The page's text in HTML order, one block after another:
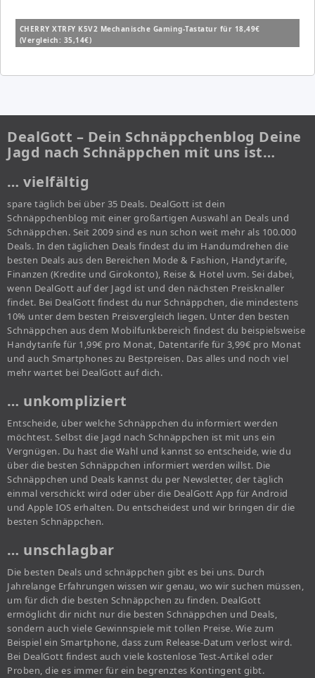
CHERRY XTRFY K5V2 Mechanische Gaming-Tastatur für 18,49€
(Vergleich: 35,14€)
DealGott – Dein Schnäppchenblog Deine
Jagd nach Schnäppchen mit uns ist…
… vielfältig
spare täglich bei über 35 Deals. DealGott ist dein
Schnäppchenblog mit einer großartigen Auswahl an Deals und
Schnäppchen. Seit 2009 sind es nun schon weit mehr als 100.000
Deals. In den täglichen Deals findest du im Handumdrehen die
besten Deals aus den Bereichen Mode & Fashion, Handytarife,
Finanzen (Kredite und Girokonto), Reise & Hotel uvm. Sei dabei,
wenn DealGott auf der Jagd ist und den nächsten Preisknaller
findet. Bei DealGott findest du nur Schnäppchen, die mindestens
10% unter dem besten Preisvergleich liegen. Unter den besten
Schnäppchen aus dem Mobilfunkbereich findest du beispielsweise
Handytarife für 1,99€ pro Monat, Datentarife für 3,99€ pro Monat
und auch Smartphones zu Bestpreisen. Das alles und noch viel
mehr wartet bei DealGott auf dich.
… unkompliziert
Entscheide, über welche Schnäppchen du informiert werden
möchtest. Selbst die Jagd nach Schnäppchen ist mit uns ein
Vergnügen. Du hast die Wahl und kannst so entscheide, wie du
über die besten Schnäppchen informiert werden willst. Die
Schnäppchen und Deals kannst du per Newsletter, der täglich
einmal verschickt wird oder über die DealGott App für Android
und Apple IOS erhalten. Du entscheidest und wir bringen dir die
besten Schnäppchen.
… unschlagbar
Die besten Deals und schnäppchen gibt es bei uns. Durch
Jahrelange Erfahrungen wissen wir genau, wo wir suchen müssen,
um für dich die besten Schnäppchen zu finden. DealGott
ermöglicht dir nicht nur die besten Schnäppchen und Deals,
sondern auch viele Gewinnspiele mit tollen Preise. Wie zum
Beispiel ein Smartphone, dass zum Release-Datum verlost wird.
Bei DealGott findest auch viele kostenlose Test-Artikel oder
Proben, die es immer für ein begrenztes Kontingent gibt.